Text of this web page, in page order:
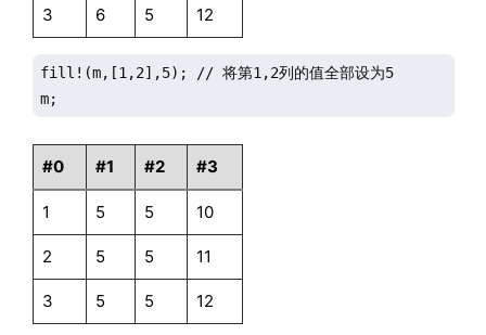
3 6 5 12
fill!(m,[1,2],5); // 将第1,2列的值全部设为5
m;
#0 #1 #2 #3
1 5 5 10
2 5 5 11
3 5 5 12